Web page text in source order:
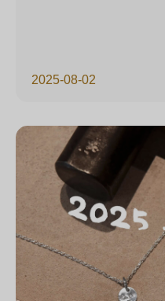
2025-08-02